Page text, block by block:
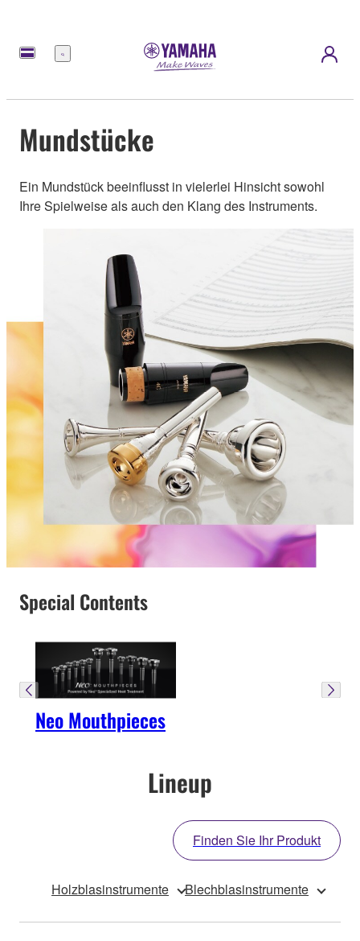
Menü
Mundstücke
Ein Mundstück beeinflusst in vielerlei Hinsicht sowohl
Ihre Spielweise als auch den Klang des Instruments.
Special Contents
Neo Mouthpieces
Lineup
Finden Sie Ihr Produkt
Holzblasinstrumente Blechblasinstrumente